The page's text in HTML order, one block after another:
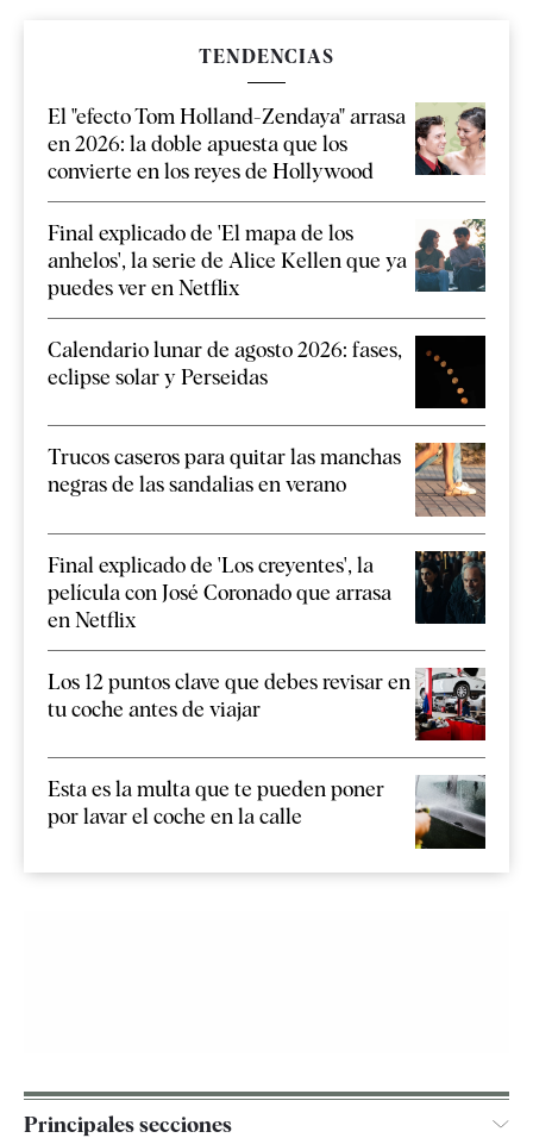
TENDENCIAS
El "efecto Tom Holland-Zendaya" arrasa
en 2026: la doble apuesta que los
convierte en los reyes de Hollywood
Final explicado de 'El mapa de los
anhelos', la serie de Alice Kellen que ya
puedes ver en Netflix
Calendario lunar de agosto 2026: fases,
eclipse solar y Perseidas
Trucos caseros para quitar las manchas
negras de las sandalias en verano
Final explicado de 'Los creyentes', la
película con José Coronado que arrasa
en Netflix
Los 12 puntos clave que debes revisar en
tu coche antes de viajar
Esta es la multa que te pueden poner
por lavar el coche en la calle
Principales secciones